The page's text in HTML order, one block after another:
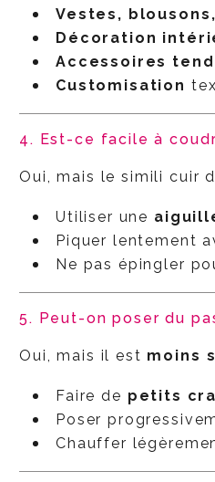
Vestes,
Décoration
Accessoires
Customisation
4. Est-ce facile à
Oui, mais le simili cuir
Utiliser une
Piquer lentement
Ne pas épingler
5. Peut-on poser du
Oui, mais il est moins
Faire de petits
Poser
Chauffer